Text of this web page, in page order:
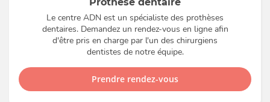
Le centre ADN est un spécialiste des prothèses
dentaires. Demandez un rendez-vous en ligne afin
d'être pris en charge par l'un des chirurgiens
dentistes de notre équipe.
Prendre rendez-vous